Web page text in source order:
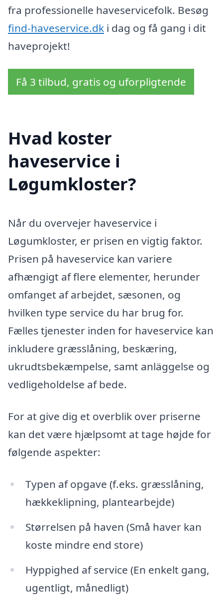
fra professionelle haveservicefolk. Besøg
find-haveservice.dk i dag og få gang i dit
haveprojekt!
Få 3 tilbud, gratis og uforpligtende
Hvad koster
haveservice i
Løgumkloster?
Når du overvejer haveservice i
Løgumkloster, er prisen en vigtig faktor.
Prisen på haveservice kan variere
afhængigt af flere elementer, herunder
omfanget af arbejdet, sæsonen, og
hvilken type service du har brug for.
Fælles tjenester inden for haveservice kan
inkludere græsslåning, beskæring,
ukrudtsbekæmpelse, samt anläggelse og
vedligeholdelse af bede.
For at give dig et overblik over priserne
kan det være hjælpsomt at tage højde for
følgende aspekter:
Typen af opgave (f.eks. græsslåning,
hækkeklipning, plantearbejde)
Størrelsen på haven (Små haver kan
koste mindre end store)
Hyppighed af service (En enkelt gang,
ugentligt, månedligt)